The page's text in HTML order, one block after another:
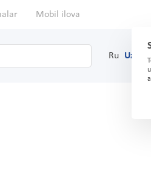
Mobil ilova
Ru Uz